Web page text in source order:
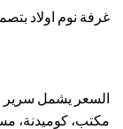
غرفة نوم اولاد
مكتب، كوميدنة،